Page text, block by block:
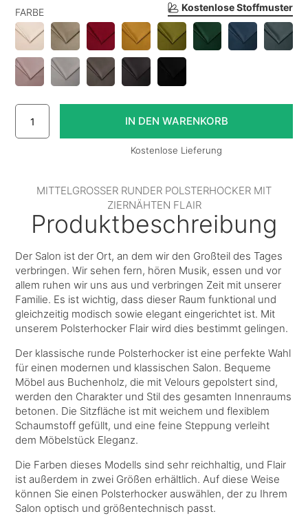
Kostenlose Stoffmuster
FARBE
Kostenlose Lieferung
MITTELGROSSER RUNDER POLSTERHOCKER MIT Z
IERNÄHTEN FLAIR
Produktbeschreibung
Der Salon ist der Ort, an dem wir den Großteil des Tages
verbringen. Wir sehen fern, hören Musik, essen und vor
allem ruhen wir uns aus und verbringen Zeit mit unserer
Familie. Es ist wichtig, dass dieser Raum funktional und
gleichzeitig modisch sowie elegant eingerichtet ist. Mit
unserem Polsterhocker Flair wird dies bestimmt gelingen.
Der klassische runde Polsterhocker ist eine perfekte Wahl
für einen modernen und klassischen Salon. Bequeme
Möbel aus Buchenholz, die mit Velours gepolstert sind,
werden den Charakter und Stil des gesamten Innenraums
betonen. Die Sitzfläche ist mit weichem und flexiblem
Schaumstoff gefüllt, und eine feine Steppung verleiht
dem Möbelstück Eleganz.
Die Farben dieses Modells sind sehr reichhaltig, und Flair
ist außerdem in zwei Größen erhältlich. Auf diese Weise
können Sie einen Polsterhocker auswählen, der zu Ihrem
Salon optisch und größentechnisch passt.